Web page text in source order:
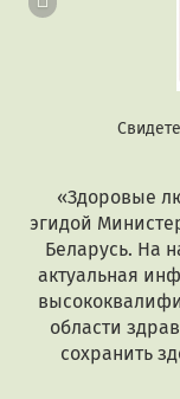
«Здоровые
эгидой
Беларусь. На
актуальная
области
сохранить